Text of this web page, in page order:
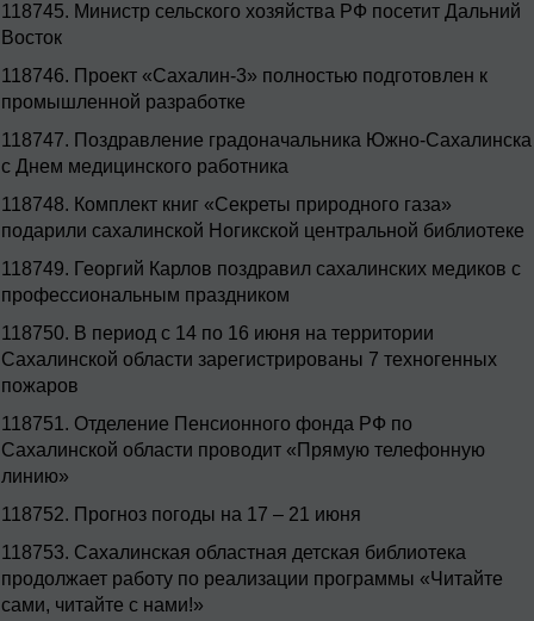
118745. Министр сельского хозяйства РФ посетит Дальний
Восток
118746. Проект «Сахалин-3» полностью подготовлен к
промышленной разработке
118747. Поздравление градоначальника Южно-Сахалинска
с Днем медицинского работника
118748. Комплект книг «Секреты природного газа»
подарили сахалинской Ногикской центральной библиотеке
118749. Георгий Карлов поздравил сахалинских медиков с
профессиональным праздником
118750. В период с 14 по 16 июня на территории
Сахалинской области зарегистрированы 7 техногенных
пожаров
118751. Отделение Пенсионного фонда РФ по
Сахалинской области проводит «Прямую телефонную
линию»
118752. Прогноз погоды на 17 – 21 июня
118753. Сахалинская областная детская библиотека
продолжает работу по реализации программы «Читайте
сами, читайте с нами!»